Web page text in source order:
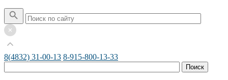
8(4832) 31-00-13 8-915-800-13-33